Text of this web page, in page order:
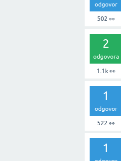
odgovor
502 👀
2
odgovora
1.1k👀
1
odgovor
522 👀
1